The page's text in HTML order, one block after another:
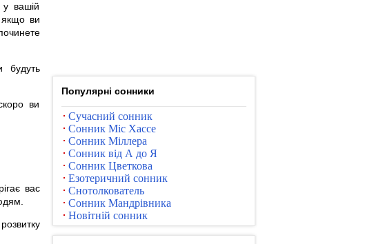
у вашій
ви
будуть
ви
вас
Популярні сонники
Сучасний сонник
Сонник Міс Хассе
Сонник Міллера
Сонник від А до Я
Сонник Цветкова
Езотеричний сонник
Снотолкователь
Сонник Мандрівника
Новітній сонник